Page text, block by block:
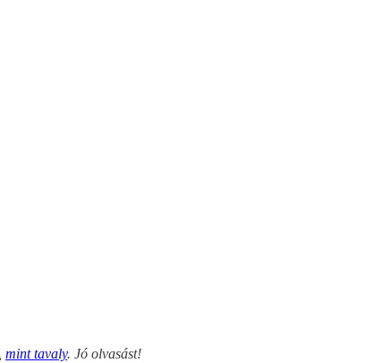
mint tavaly. Jó olvasást!